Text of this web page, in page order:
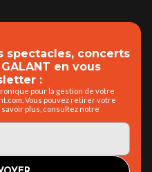
spectacles, concerts
en vous
:
pour la gestion de votre
Vous pouvez retirer votre
plus, consultez notre